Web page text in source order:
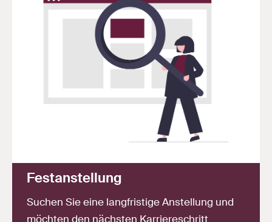
Festanstellung
Suchen Sie eine langfristige Anstellung und
möchten den nächsten Karriereschritt